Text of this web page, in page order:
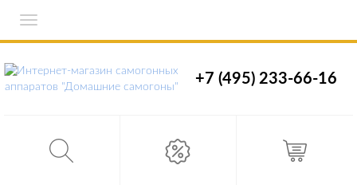
Toggle
+7 (495) 233-66-16